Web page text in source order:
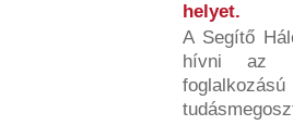
helyet.
A Segítő
hívni az